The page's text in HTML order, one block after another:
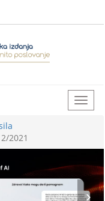
2021